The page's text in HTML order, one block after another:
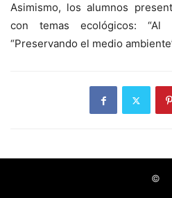
Asimismo, los alumnos
con temas ecológicos:
“Preservando el medio
©